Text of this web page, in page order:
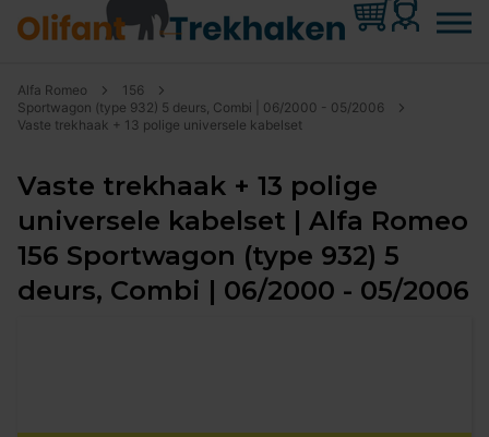
Alfa Romeo
156
Sportwagon (type 932) 5 deurs, Combi | 06/2000 - 05/2006
Vaste trekhaak + 13 polige universele kabelset
Vaste trekhaak + 13 polige
universele kabelset | Alfa Romeo
156 Sportwagon (type 932) 5
deurs, Combi | 06/2000 - 05/2006